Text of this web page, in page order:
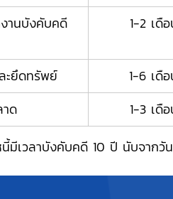
านบังคับคดี
1-2 เดื
ะยึดทรัพย์
1-6 เดื
ด
1-3 เดื
นี้มีเวลาบังคับคดี 10 ปี นับจาก